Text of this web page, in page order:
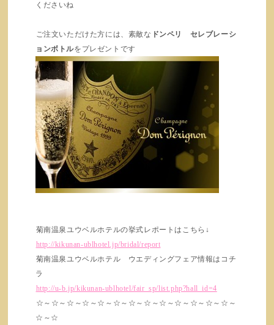
くださいね
ご注文いただけた方には、素敵な ドンペリ セレブレーシ
ョンボトルをプレゼントです
菊南温泉ユウベルホテルの挙式レポートはこちら↓
http://kikunan-ublhotel.jp/bridal/report
菊南温泉ユウベルホテル ウエディングフェア情報はコチ
ラ
http://u-b.jp/kikunan-ublhotel/fair_sp/list.php?hall_id=4
☆～☆～☆～☆～☆～☆～☆～☆～☆～☆～☆～☆～☆～
☆～☆